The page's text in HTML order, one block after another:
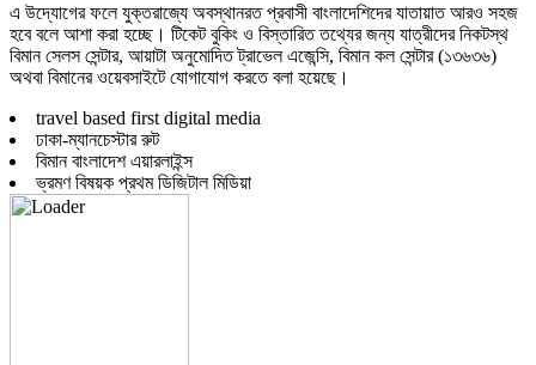
এ উদ্যোগের ফলে যুক্তরাজ্যে অবস্থানরত প্রবাসী বাংলাদেশিদের যাতায়াত আরও সহজ
হবে বলে আশা করা হচ্ছে। টিকেট বুকিং ও বিস্তারিত তথ্যের জন্য যাত্রীদের নিকটস্থ
বিমান সেলস সেন্টার, আয়াটা অনুমোদিত ট্রাভেল এজেন্সি, বিমান কল সেন্টার (১৩৬৩৬)
অথবা বিমানের ওয়েবসাইটে যোগাযোগ করতে বলা হয়েছে।
travel based first digital media
ঢাকা-ম্যানচেস্টার রুট
বিমান বাংলাদেশ এয়ারলাইন্স
ভ্রমণ বিষয়ক প্রথম ডিজিটাল মিডিয়া